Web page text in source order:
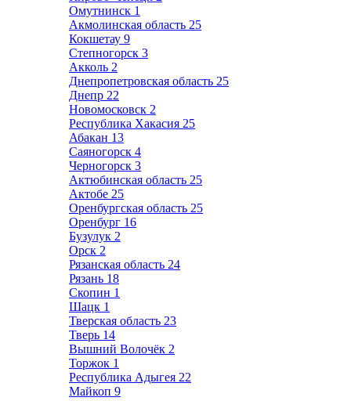
Омутнинск 1
Акмолинская область 25
Кокшетау 9
Степногорск 3
Акколь 2
Днепропетровская область 25
Днепр 22
Новомосковск 2
Республика Хакасия 25
Абакан 13
Саяногорск 4
Черногорск 3
Актюбинская область 25
Актобе 25
Оренбургская область 25
Оренбург 16
Бузулук 2
Орск 2
Рязанская область 24
Рязань 18
Скопин 1
Шацк 1
Тверская область 23
Тверь 14
Вышний Волочёк 2
Торжок 1
Республика Адыгея 22
Майкоп 9